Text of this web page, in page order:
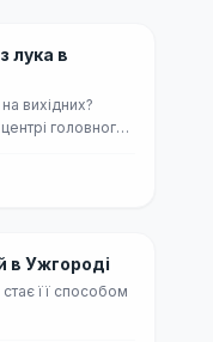
Бюджетно
лука в
вихідних?
головного
Середній
в Ужгороді
її способом